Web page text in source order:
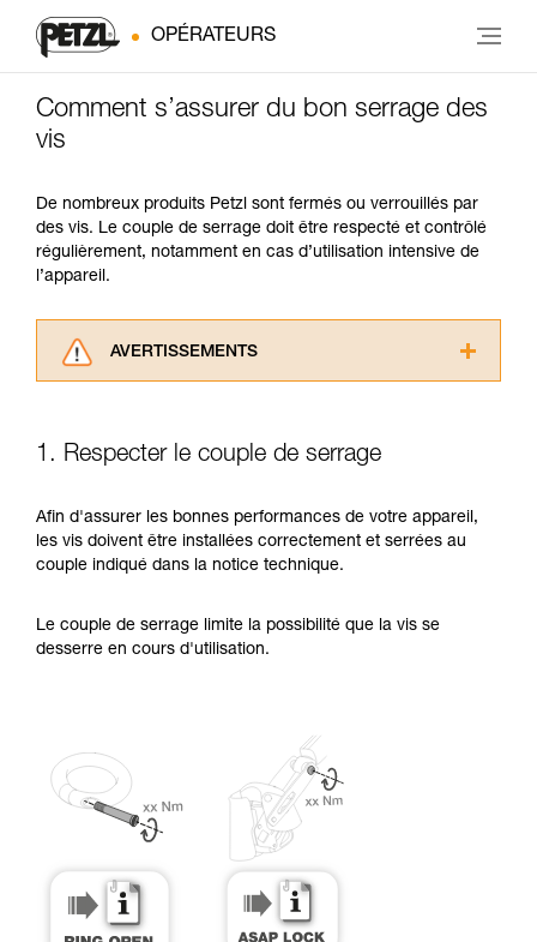
OPÉRATEURS
Comment s’assurer du bon serrage des
vis
De nombreux produits Petzl sont fermés ou verrouillés par
des vis. Le couple de serrage doit être respecté et contrôlé
régulièrement, notamment en cas d’utilisation intensive de
l’appareil.
AVERTISSEMENTS
consulter. Vous devez avoir compris les
informations de la notice technique pour
d’informations.
Maîtriser ces techniques nécessite une
formation et un entraînement spécifique. Validez
de la reproduire en autonomie.
1. Respecter le couple de serrage
Afin d'assurer les bonnes performances de votre appareil,
les vis doivent être installées correctement et serrées au
couple indiqué dans la notice technique.
Le couple de serrage limite la possibilité que la vis se
desserre en cours d'utilisation.